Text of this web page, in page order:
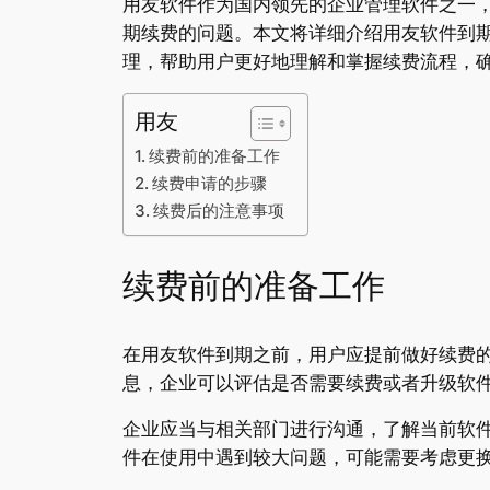
期续费的问题。本文将详细介绍用友软件到
理，帮助用户更好地理解和掌握续费流程，
用友
续费前的准备工作
续费申请的步骤
续费后的注意事项
续费前的准备工作
在用友软件到期之前，用户应提前做好续费
息，企业可以评估是否需要续费或者升级软
企业应当与相关部门进行沟通，了解当前软
件在使用中遇到较大问题，可能需要考虑更